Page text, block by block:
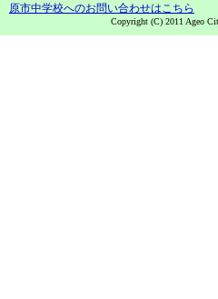
原市中学校へのお問い合わせはこちら
Copyright (C) 2011 Ageo